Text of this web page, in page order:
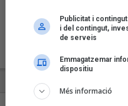
"Amb tu"
Publicitat i
i del contingut,
de serveis
Emmagatzemar
dispositiu
Més informació